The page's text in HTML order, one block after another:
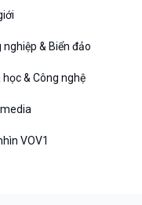
đêm
nghiệp & Biển đảo
học & Công nghệ
VOV1